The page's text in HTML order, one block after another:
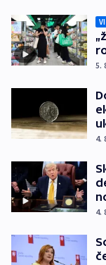
5.
4.
4.